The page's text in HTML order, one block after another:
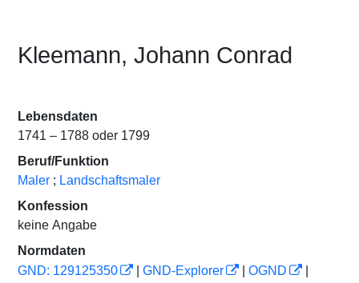
Kleemann, Johann Conrad
Lebensdaten
1741 – 1788 oder 1799
Beruf/Funktion
Maler ; Landschaftsmaler
Konfession
keine Angabe
Normdaten
GND: 129125350
GND-Explorer OGND